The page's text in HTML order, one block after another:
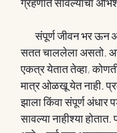
       संपूर्ण जीवन भर ऊन आणि सावल्यांचा खेळ
सतत चाललेला असतो.
एकत्र येतात तेव्हा,
मात्र ओळखू येत नाही.
झाला किंवा संपूर्ण अंधार
सावल्या नाहीश्या